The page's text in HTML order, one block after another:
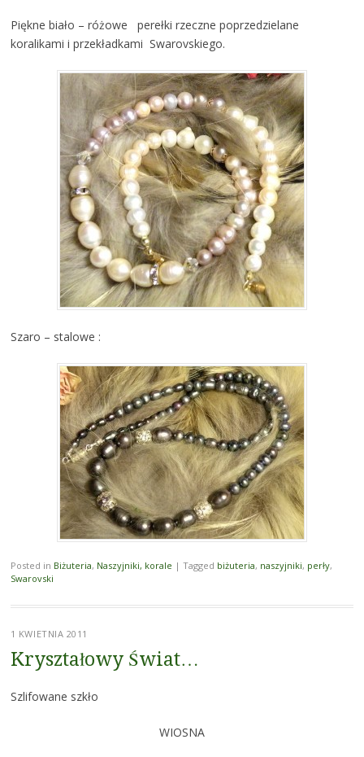
Piękne biało – różowe perełki rzeczne poprzedzielane
koralikami i przekładkami Swarovskiego.
Szaro – stalowe :
Posted in Biżuteria, Naszyjniki, korale | Tagged biżuteria, naszyjniki, perły,
Swarovski
1 KWIETNIA 2011
Kryształowy Świat…
Szlifowane szkło
WIOSNA